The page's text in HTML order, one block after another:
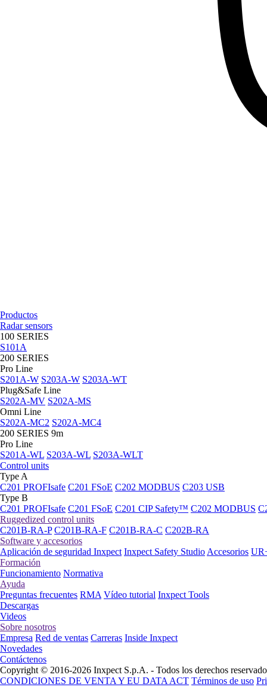
Productos
Radar sensors
100 SERIES
S101A
200 SERIES
Pro Line
S201A-W S203A-W S203A-WT
Plug&Safe Line
S202A-MV S202A-MS
Omni Line
S202A-MC2 S202A-MC4
200 SERIES 9m
Pro Line
S201A-WL S203A-WL S203A-WLT
Control units
Type A
C201 PROFIsafe C201 FSoE C202 MODBUS C203 USB
Type B
C201 PROFIsafe C201 FSoE C201 CIP Safety™ C202 MODBUS
Ruggedized control units
C201B-RA-P C201B-RA-F C201B-RA-C C202B-RA
Software y accesorios
Aplicación de seguridad Inxpect Inxpect Safety Studio Accesorios
Formación
Funcionamiento Normativa
Ayuda
Preguntas frecuentes RMA Vídeo tutorial Inxpect Tools
Descargas
Videos
Sobre nosotros
Empresa Red de ventas Carreras Inside Inxpect
Novedades
Contáctenos
Copyright © 2016-2026 Inxpect S.p.A. - Todos los derechos
CONDICIONES DE VENTA Y EU DATA ACT Términos de uso